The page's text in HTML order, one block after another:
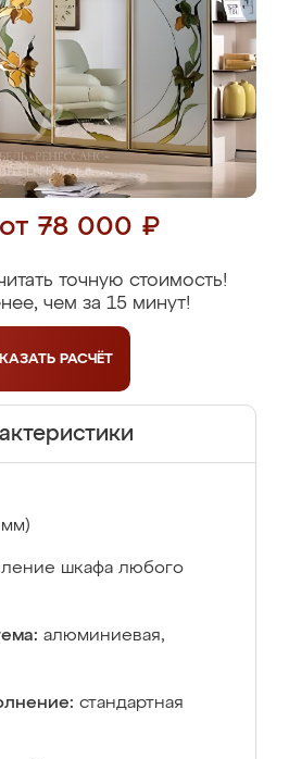
78 000 ₽
точную стоимость!
чем за 15 минут!
РАСЧЁТ
мм)
шкафа любого
алюминиевая,
стандартная